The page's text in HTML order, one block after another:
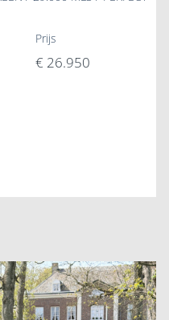
Prijs
€ 26.950